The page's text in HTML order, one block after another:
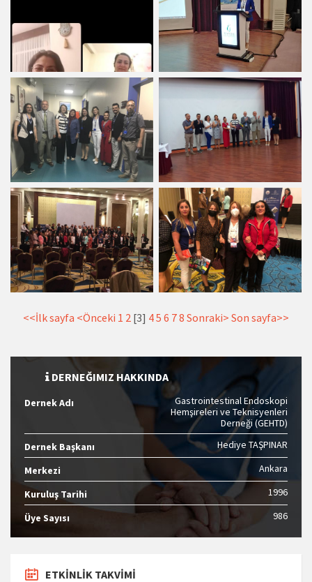
<<İlk sayfa <Önceki 1 2 [3] 45 6 78 Sonraki> Son sayfa>>
DERNEĞIMIZ HAKKINDA
Dernek Adı
Gastrointestinal Endoskopi
Hemşireleri ve Teknisyenleri
Derneği (GEHTD)
Dernek Başkanı
Hediye TAŞPINAR
Merkezi Ankara
Kuruluş Tarihi 1996
Üye Sayısı 986
ETKİNLİK TAKVİMİ